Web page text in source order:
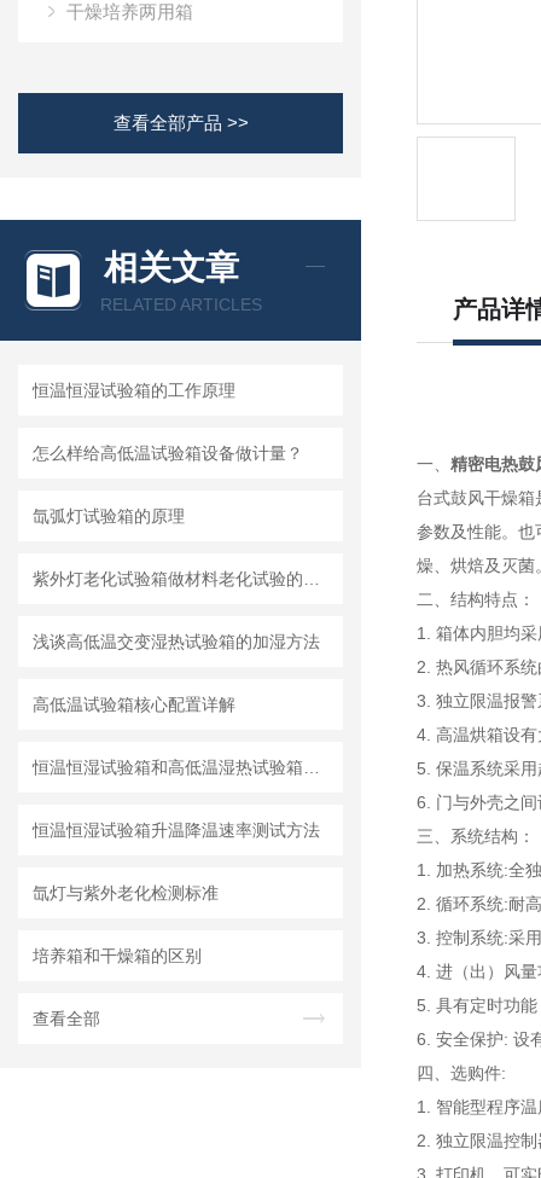
干燥培养两用箱
查看全部产品 >>
相关文章
RELATED ARTICLES
恒温恒湿试验箱的工作原理
怎么样给高低温试验箱设备做计量？
氙弧灯试验箱的原理
浅谈高低温交变湿热试验箱的加湿方法
高低温试验箱核心配置详解
恒温恒湿试验箱升温降温速率测试方法
氙灯与紫外老化检测标准
培养箱和干燥箱的区别
查看全部
产品详
一、 精密电热鼓
台式鼓风干燥
参数及性能。也
燥、烘焙及灭菌
二、结构特点：
1. 箱体内胆均
2. 热风循环系
3. 独立限温报
4. 高温烘箱设
5. 保温系统采
6. 门与外壳之
三、系统结构：
1. 加热系统:全
2. 循环系统:耐
3. 控制系统:采
4. 进（出）风
5. 具有定时功
6. 安全保护: 设
四、选购件:
1. 智能型程序
2. 独立限温控